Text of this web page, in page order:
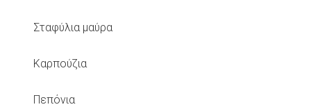
Σταφύλια μαύρα
Καρπούζια
Πεπόνια